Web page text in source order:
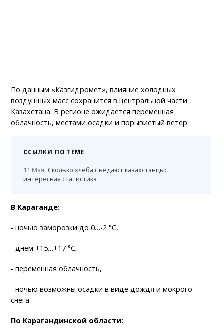
По данным «Казгидромет», влияние холодных
воздушных масс сохранится в центральной части
Казахстана. В регионе ожидается переменная
облачность, местами осадки и порывистый ветер.
ССЫЛКИ ПО ТЕМЕ
11 Мая Сколько хлеба съедают казахстанцы:
интересная статистика
В Караганде:
- ночью заморозки до 0…-2 °C,
- днём +15…+17 °C,
- переменная облачность,
- ночью возможны осадки в виде дождя и мокрого
снега.
По Карагандинской области: